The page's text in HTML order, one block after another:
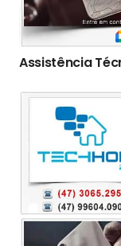
Assistência